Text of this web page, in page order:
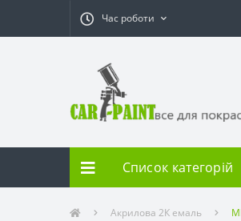
Час роботи
Список категорій
Акрилова 2К емаль